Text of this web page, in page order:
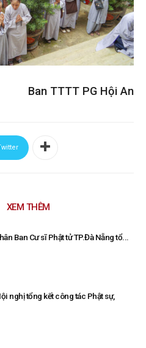
Ban TTTT PG Hội An
XEM THÊM
Ban Cư sĩ Phật tử TP.Đà Nẵng tổ...
nghị tổng kết công tác Phật sự,